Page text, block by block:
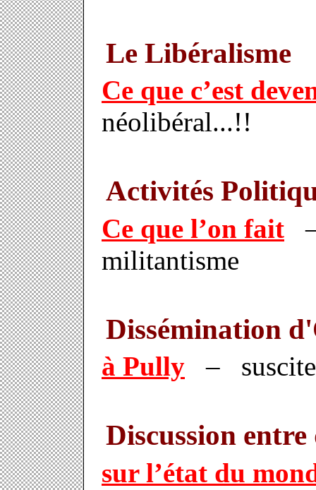
Le Libéralisme
Ce que c’est
néolibéral...!!
Activités
Ce que l’on fait
militantisme
Dissémination
à Pully – suscite
Discussion
sur l’état du